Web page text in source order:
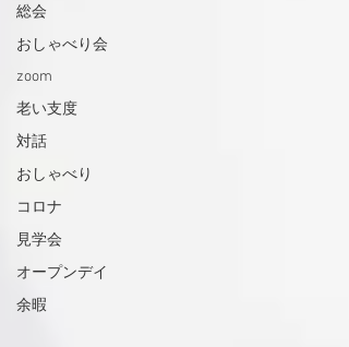
総会
おしゃべり会
zoom
老い支度
対話
おしゃべり
コロナ
見学会
オープンデイ
余暇